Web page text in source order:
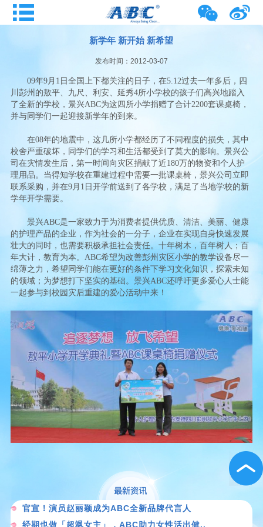
新学年 新开始 新希望
发布时间：2012-03-07
09年9月1日全国上下都关注的日子，在5.12过去一年多后，四
川彭州的敖平、九尺、利安、延秀4所小学校的孩子们高兴地踏入
了全新的学校，景兴ABC为这四所小学捐赠了合计2200套课桌椅，
并与同学们一起迎接新学年的到来。
在08年的地震中，这几所小学都经历了不同程度的损失，其中
校舍严重破坏，同学们的学习和生活都受到了莫大的影响。景兴公
司在灾情发生后，第一时间向灾区捐献了近180万的物资和个人护
理用品。当得知学校在重建过程中需要一批课桌椅，景兴公司立即
联系采购，并在9月1日开学前送到了各学校，满足了当地学校的新
学年开学需要。
景兴ABC是一家致力于为消费者提供优质、清洁、美丽、健康
的护理产品的企业，作为社会的一分子，企业在实现自身快速发展
壮大的同时，也需要积极承担社会责任。十年树木，百年树人；百
年大计，教育为本。ABC希望为改善彭州灾区小学的教学设备尽一
绵薄之力，希望同学们能在更好的条件下学习文化知识，探索未知
的领域；为梦想打下坚实的基础。景兴ABC还呼吁更多爱心人士能
一起参与到校园灾后重建的爱心活动中来！
官宣！演员赵丽颖成为ABC全新品牌代言人
经期也做「超飒女主」，ABC助力女性活出健..